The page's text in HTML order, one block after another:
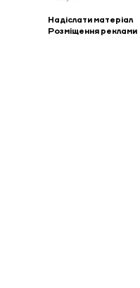
Надіслати матеріал
Розміщення реклами